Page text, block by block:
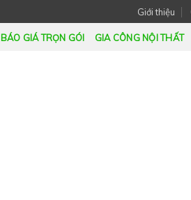
Giới thiệu
BÁO GIÁ TRỌN GÓI GIA CÔNG NỘI THẤT